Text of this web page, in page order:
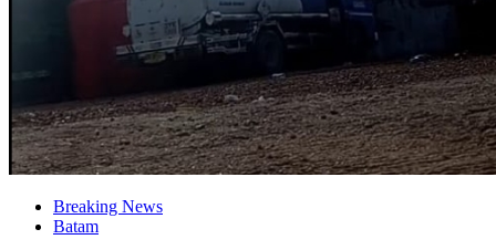
Breaking News
Batam